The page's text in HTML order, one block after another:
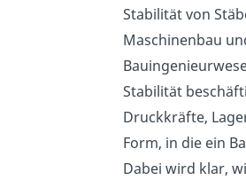
Stabilität von
Maschinenbau
Stabilität
Druckkräfte,
Form, in die ein
Dabei wird klar,